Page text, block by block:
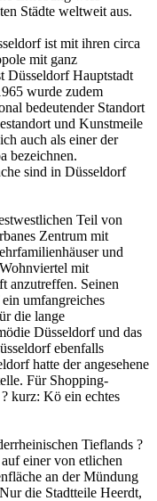
Städte weltweit aus.
ist mit ihren circa
mit ganz
Düsseldorf Hauptstadt
wurde zudem
bedeutender Standort
und Kunstmeile
auch als einer der
bezeichnen.
sind in Düsseldorf
Teil von
Zentrum mit
und
mit
anzutreffen. Seinen
umfangreiches
die lange
Düsseldorf und das
ebenfalls
hatte der angesehene
Für Shopping-
kurz: Kö ein echtes
Tieflands ?
einer von etlichen
an der Mündung
die Stadtteile Heerdt,